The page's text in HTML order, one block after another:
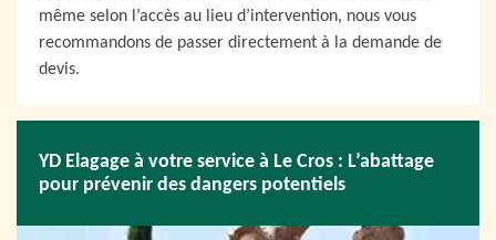
même selon l’accès au lieu d’intervention, nous vous
recommandons de passer directement à la demande de
devis.
YD Elagage à votre service à Le Cros : L’abattage
pour prévenir des dangers potentiels